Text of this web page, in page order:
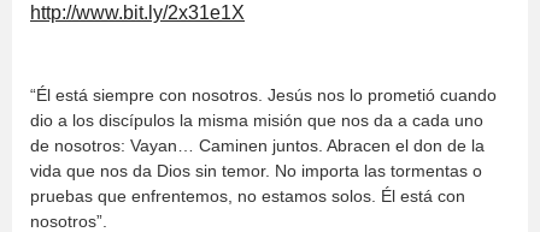
http://www.bit.ly/2x31e1X
“Él está siempre con nosotros. Jesús nos lo prometió cuando
dio a los discípulos la misma misión que nos da a cada uno
de nosotros: Vayan… Caminen juntos. Abracen el don de la
vida que nos da Dios sin temor. No importa las tormentas o
pruebas que enfrentemos, no estamos solos. Él está con
nosotros”.